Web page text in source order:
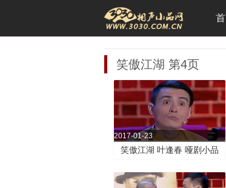
笑傲江湖 第4页
笑傲江湖 叶逢春 哑剧小品
2017-01-23